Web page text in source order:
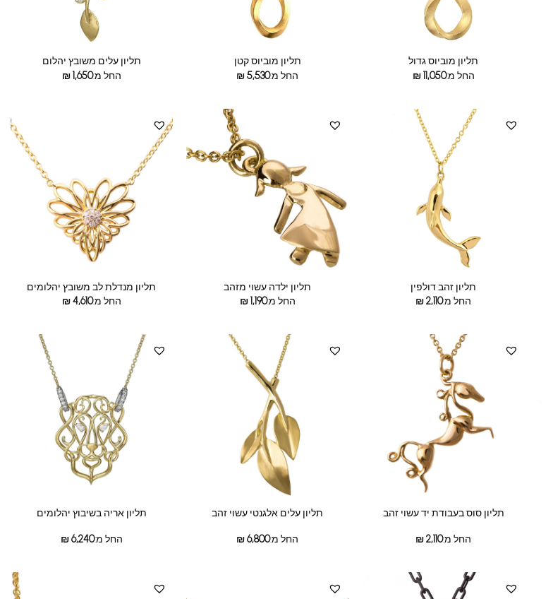
תליון מוביוס גדול
החל מ:
₪11,050
תליון מוביוס קטן
החל מ:
₪5,530
תליון עלים משובץ יהלום
החל מ:
₪1,650
תליון זהב דולפין
החל מ:
₪2,110
תליון ילדה עשוי מזהב
החל מ:
₪1,190
תליון מנדלת לב משובץ יהלומים
החל מ:
₪4,610
תליון סוס בעבודת יד עשוי זהב
החל מ: ₪2,110
תליון עלים אלגנטי עשוי זהב
החל מ: ₪6,800
תליון אריה בשיבוץ יהלומים
החל מ: ₪6,240